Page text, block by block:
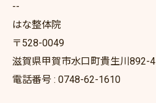
--
はな整体院
〒528-0049
滋賀県甲賀市水口町貴生川892-4
電話番号 : 0748-62-1610